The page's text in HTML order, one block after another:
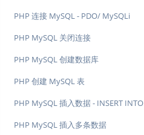
PHP 连接 MySQL - PDO/ MySQLi
PHP MySQL 关闭连接
PHP MySQL 创建数据库
PHP 创建 MySQL 表
PHP MySQL 插入数据 - INSERT INTO
PHP MySQL 插入多条数据